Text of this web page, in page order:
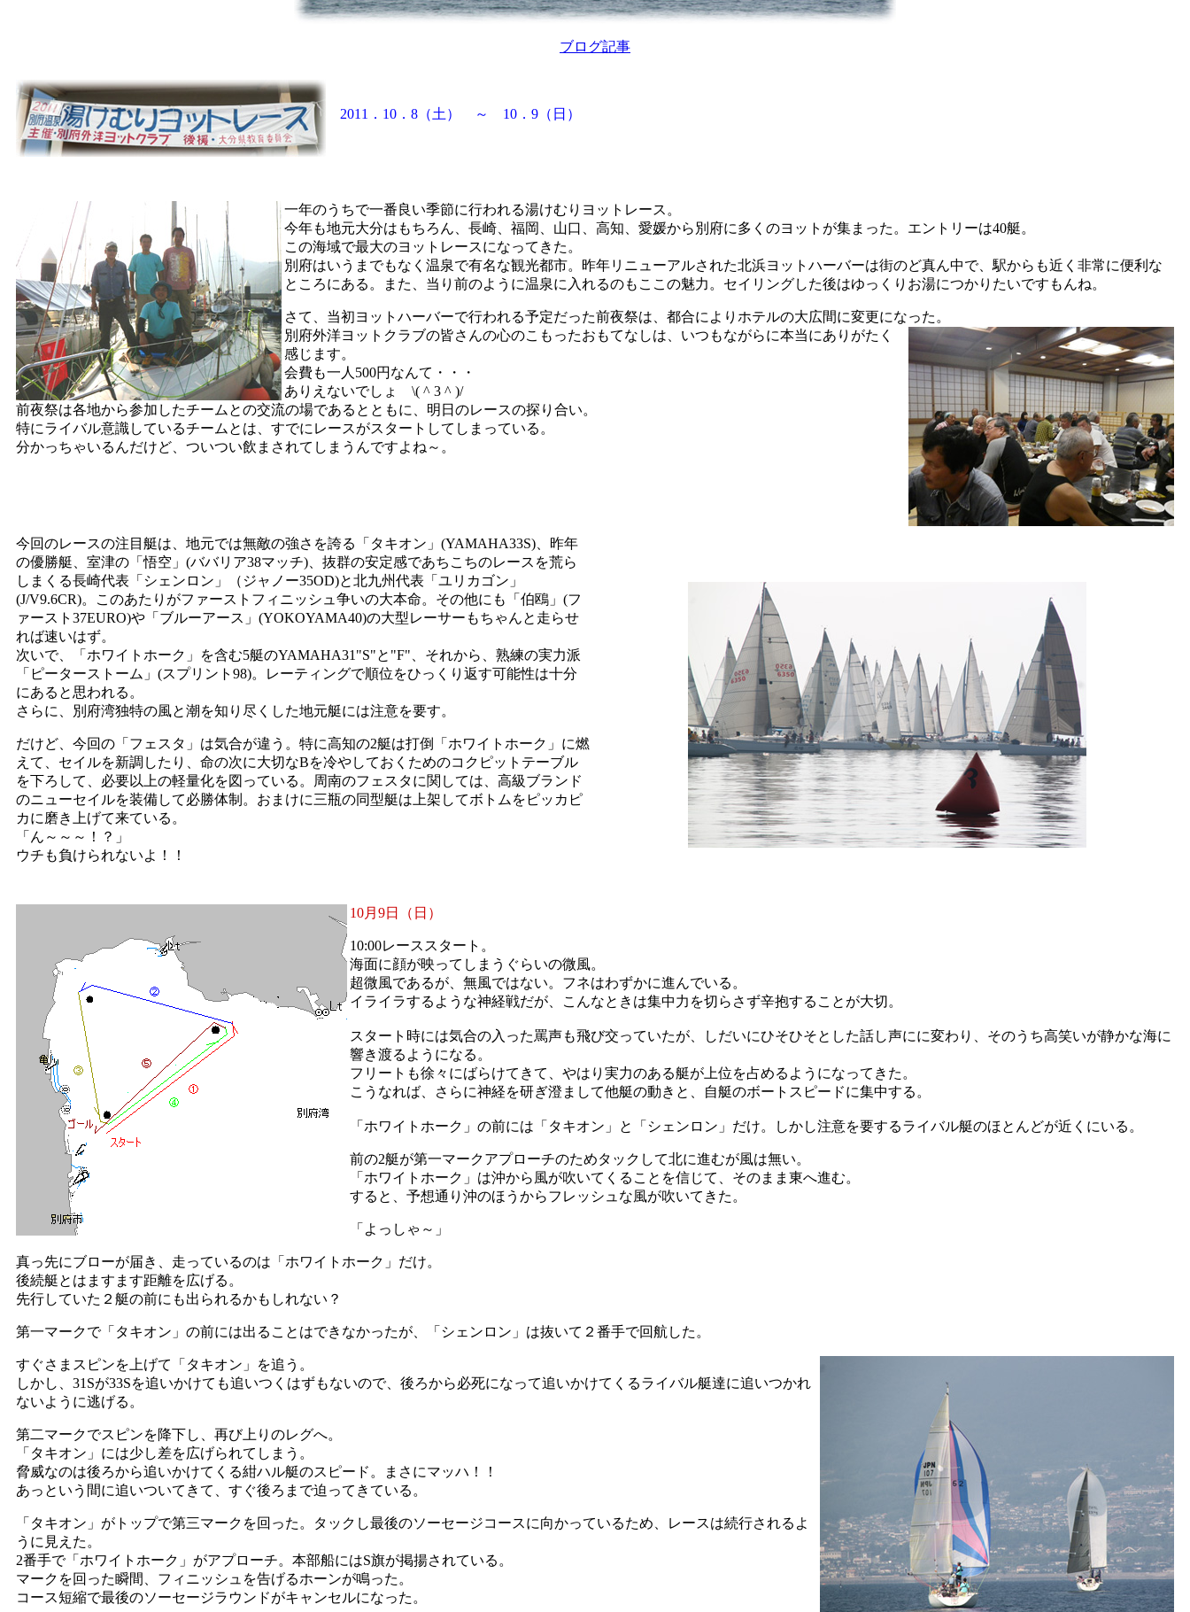
ブログ記事
2011．10．8（土） ～ 10．9（日）
一年のうちで一番良い季節に行われる湯けむりヨットレース。
今年も地元大分はもちろん、長崎、福岡、山口、高知、愛媛から別府に多くのヨットが集まった。エントリーは40艇。
この海域で最大のヨットレースになってきた。
別府はいうまでもなく温泉で有名な観光都市。昨年リニューアルされた北浜ヨットハーバーは街のど真ん中で、駅からも近く非常に便利な
ところにある。また、当り前のように温泉に入れるのもここの魅力。セイリングした後はゆっくりお湯につかりたいですもんね。
さて、当初ヨットハーバーで行われる予定だった前夜祭は、都合によりホテルの大広間に変更になった。
別府外洋ヨットクラブの皆さんの心のこもったおもてなしは、いつもながらに本当にありがたく
感じます。
会費も一人500円なんて・・・
ありえないでしょ \( ^ 3 ^ )/
前夜祭は各地から参加したチームとの交流の場であるとともに、明日のレースの探り合い。
特にライバル意識しているチームとは、すでにレースがスタートしてしまっている。
分かっちゃいるんだけど、ついつい飲まされてしまうんですよね～。
今回のレースの注目艇は、地元では無敵の強さを誇る「タキオン」(YAMAHA33S)、昨年
の優勝艇、室津の「悟空」(ババリア38マッチ)、抜群の安定感であちこちのレースを荒ら
しまくる長崎代表「シェンロン」（ジャノー35OD)と北九州代表「ユリカゴン」
(J/V9.6CR)。このあたりがファーストフィニッシュ争いの大本命。その他にも「伯鴎」(フ
ァースト37EURO)や「ブルーアース」(YOKOYAMA40)の大型レーサーもちゃんと走らせ
れば速いはず。
次いで、「ホワイトホーク」を含む5艇のYAMAHA31"S"と"F"、それから、熟練の実力派
「ピーターストーム」(スプリント98)。レーティングで順位をひっくり返す可能性は十分
にあると思われる。
さらに、別府湾独特の風と潮を知り尽くした地元艇には注意を要す。
だけど、今回の「フェスタ」は気合が違う。特に高知の2艇は打倒「ホワイトホーク」に燃
えて、セイルを新調したり、命の次に大切なBを冷やしておくためのコクピットテーブル
を下ろして、必要以上の軽量化を図っている。周南のフェスタに関しては、高級ブランド
のニューセイルを装備して必勝体制。おまけに三瓶の同型艇は上架してボトムをピッカピ
カに磨き上げて来ている。
「ん～～～！？」
ウチも負けられないよ！！
10月9日（日）
10:00レーススタート。
海面に顔が映ってしまうぐらいの微風。
超微風であるが、無風ではない。フネはわずかに進んでいる。
イライラするような神経戦だが、こんなときは集中力を切らさず辛抱することが大切。
スタート時には気合の入った罵声も飛び交っていたが、しだいにひそひそとした話し声にに変わり、そのうち高笑いが静かな海に
響き渡るようになる。
フリートも徐々にばらけてきて、やはり実力のある艇が上位を占めるようになってきた。
こうなれば、さらに神経を研ぎ澄まして他艇の動きと、自艇のボートスピードに集中する。
「ホワイトホーク」の前には「タキオン」と「シェンロン」だけ。しかし注意を要するライバル艇のほとんどが近くにいる。
前の2艇が第一マークアプローチのためタックして北に進むが風は無い。
「ホワイトホーク」は沖から風が吹いてくることを信じて、そのまま東へ進む。
すると、予想通り沖のほうからフレッシュな風が吹いてきた。
「よっしゃ～」
真っ先にブローが届き、走っているのは「ホワイトホーク」だけ。
後続艇とはますます距離を広げる。
先行していた２艇の前にも出られるかもしれない？
第一マークで「タキオン」の前には出ることはできなかったが、「シェンロン」は抜いて２番手で回航した。
すぐさまスピンを上げて「タキオン」を追う。
しかし、31Sが33Sを追いかけても追いつくはずもないので、後ろから必死になって追いかけてくるライバル艇達に追いつかれ
ないように逃げる。
第二マークでスピンを降下し、再び上りのレグへ。
「タキオン」には少し差を広げられてしまう。
脅威なのは後ろから追いかけてくる紺ハル艇のスピード。まさにマッハ！！
あっという間に追いついてきて、すぐ後ろまで迫ってきている。
「タキオン」がトップで第三マークを回った。タックし最後のソーセージコースに向かっているため、レースは続行されるよ
うに見えた。
2番手で「ホワイトホーク」がアプローチ。本部船にはS旗が掲揚されている。
マークを回った瞬間、フィニッシュを告げるホーンが鳴った。
コース短縮で最後のソーセージラウンドがキャンセルになった。